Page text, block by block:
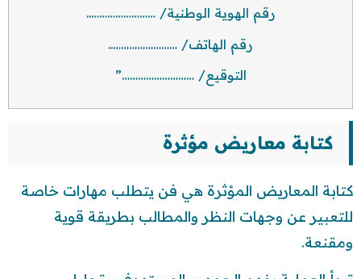
رقم الهوية الوطنية/ ……………………..
رقم الهاتف/ ……………………..
التوقيع/ ………………………”
كتابة معاريض مؤثرة
كتابة المعاريض المؤثرة هي فن يتطلب مهارات خاصة
للتعبير عن وجهات النظر والمطالب بطريقة قوية
ومقنعة.